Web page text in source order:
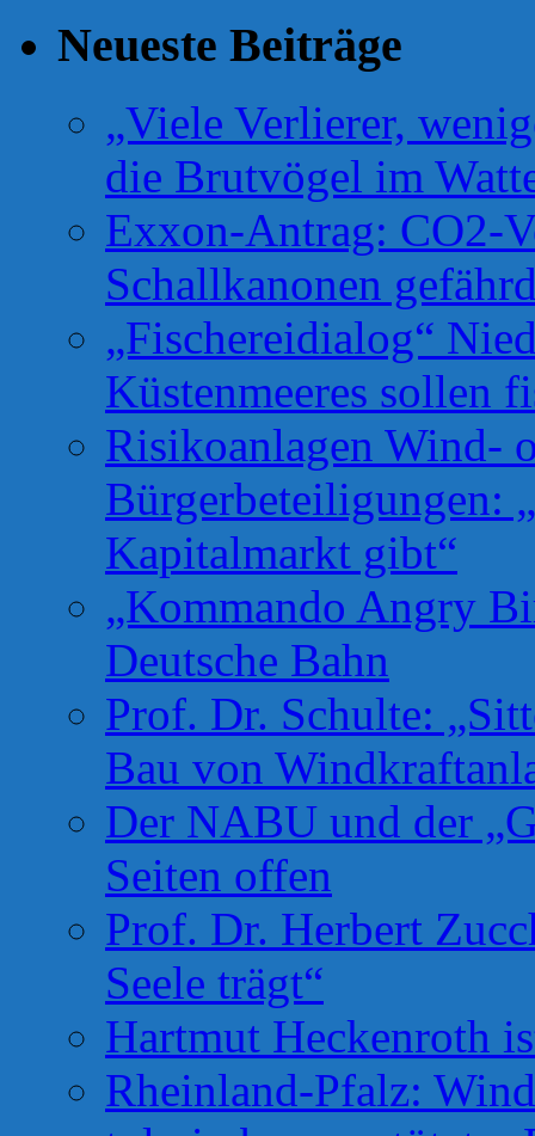
Neueste Beiträge
„Viele Verlierer,
die Brutvögel im
Exxon-Antrag: CO2-
Schallkanonen
„Fischereidialog“
Küstenmeeres sollen
Risikoanlagen Wind-
Bürgerbeteiligungen:
Kapitalmarkt gibt“
„Kommando Angry
Deutsche Bahn
Prof. Dr. Schulte:
Bau von
Der NABU und der
Seiten offen
Prof. Dr. Herbert
Seele trägt“
Hartmut Heckenroth
Rheinland-Pfalz: